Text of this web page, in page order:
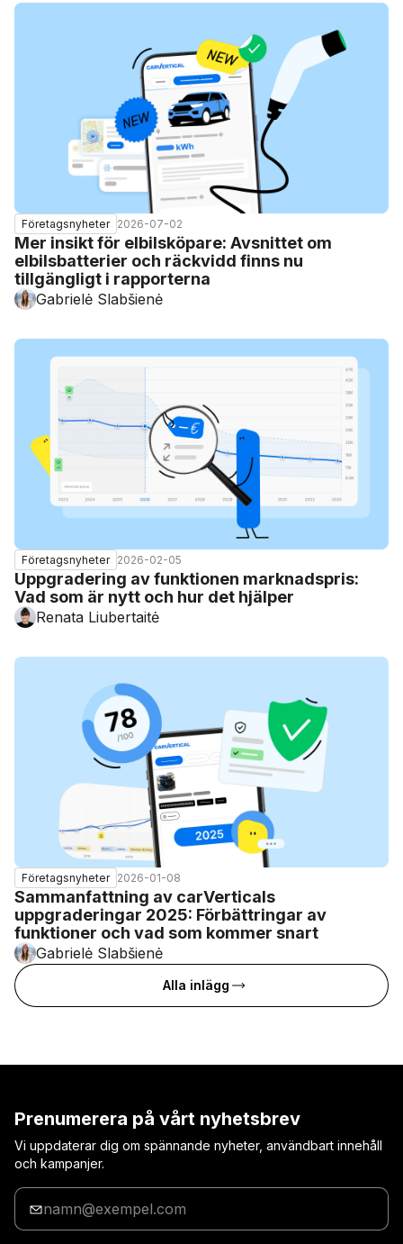
Företagsnyheter 2026-07-02
Mer insikt för elbilsköpare: Avsnittet om
elbilsbatterier och räckvidd finns nu
tillgängligt i rapporterna
Gabrielė Slabšienė
Företagsnyheter 2026-02-05
Uppgradering av funktionen marknadspris:
Vad som är nytt och hur det hjälper
Renata Liubertaitė
Företagsnyheter 2026-01-08
Sammanfattning av carVerticals
uppgraderingar 2025: Förbättringar av
funktioner och vad som kommer snart
Gabrielė Slabšienė
Alla inlägg
Prenumerera på vårt nyhetsbrev
Vi uppdaterar dig om spännande nyheter, användbart innehåll
och kampanjer.
Ange
din
e-